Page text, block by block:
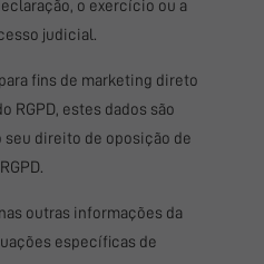
o exercício ou a
judicial.
fins de marketing direto
RGPD, estes dados são
seu direito de oposição de
outras informações da
específicas de